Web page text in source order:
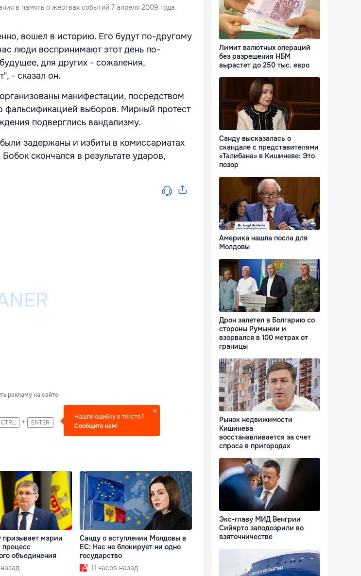
в память о жертвах событий 7 апреля 2009 года.
вошел в историю. Его будут по-другому
люди воспринимают этот день по-
для других - сожаления,
- сказал он.
манифестации, посредством
фальсификацией выборов. Мирный протест
подверглись вандализму.
задержаны и избиты в комиссариатах
скончался в результате ударов,
рекламу на сайте
CTRL + ENTER
Нашли ошибку в тексте?
Сообщите нам!
призывает мэрии
процесс
объединения
Санду о вступлении Молдовы в
ЕС: Нас не блокирует ни одно
государство
11 часов назад
Лимит валютных операций
без разрешения НБМ
вырастет до 250 тыс. евро
Санду высказалась о
скандале с представителями
«Талибана» в Кишиневе: Это
позор
Америка нашла посла для
Молдовы
Дрон залетел в Болгарию со
стороны Румынии и
взорвался в 100 метрах от
границы
Рынок недвижимости
Кишинева
восстанавливается за счет
спроса в пригородах
Экс-главу МИД Венгрии
Сийярто заподозрили во
взяточничестве